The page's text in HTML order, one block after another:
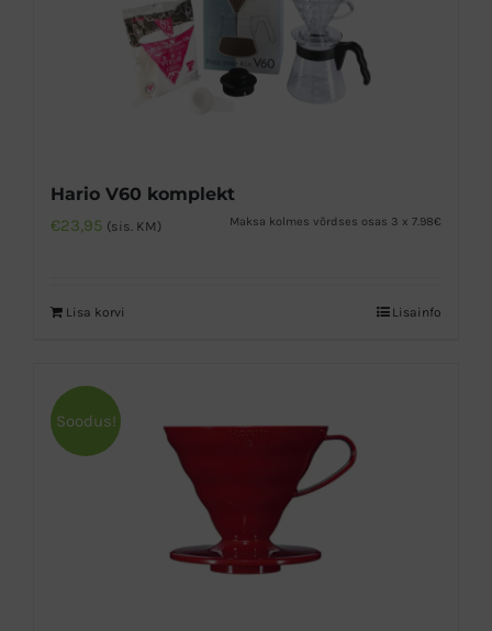
Hario V60 komplekt
€23,95 (sis. KM) Maksa kolmes võrdses osas 3 x 7.98€
Lisa korvi Lisainfo
Soodus!